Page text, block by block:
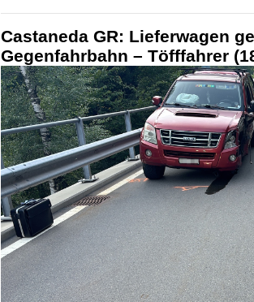
Castaneda GR: Lieferwagen
Gegenfahrbahn – Töfffahrer